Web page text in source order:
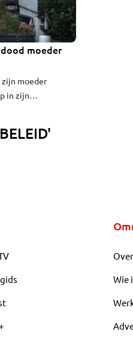
moeder
zijn moeder
in zijn
van KRO
Wie